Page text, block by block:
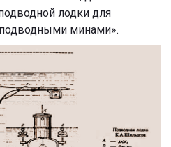
лодки для
минами».